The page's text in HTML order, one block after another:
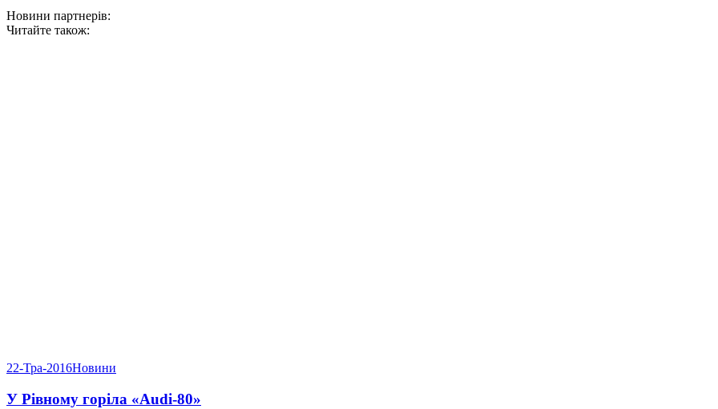
Новини партнерів:
Читайте також:
22-Тра-2016Новини
У Рівному горіла «Audi-80»